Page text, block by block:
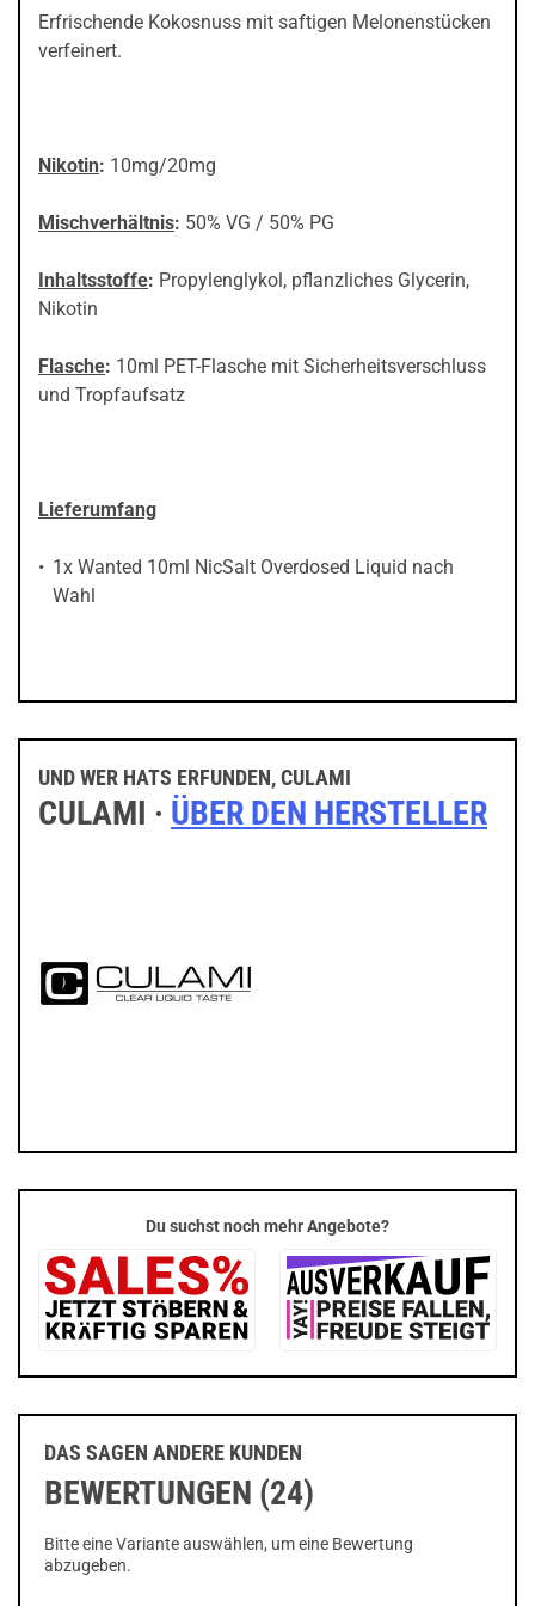
Erfrischende Kokosnuss mit saftigen Melonenstücken
verfeinert.
Nikotin: 10mg/20mg
Mischverhältnis: 50% VG / 50% PG
Inhaltsstoffe: Propylenglykol, pflanzliches Glycerin,
Nikotin
Flasche: 10ml PET-Flasche mit Sicherheitsverschluss
und Tropfaufsatz
Lieferumfang
1x Wanted 10ml NicSalt Overdosed Liquid nach
Wahl
UND WER HATS ERFUNDEN, CULAMI
CULAMI · ÜBER DEN HERSTELLER
Du suchst noch mehr Angebote?
DAS SAGEN ANDERE KUNDEN
BEWERTUNGEN (24)
Bitte eine Variante auswählen, um eine Bewertung
abzugeben.